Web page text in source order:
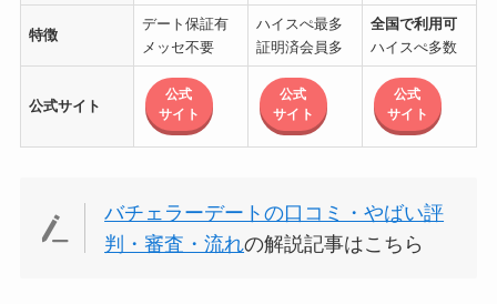
特徴
デート保証有
メッセ不要
ハイスぺ最多
証明済会員多
全国で利用可
ハイスぺ多数
公式サイト
公式
サイト
公式
サイト
公式
サイト
バチェラーデートの口コミ・やばい評
判・審査・流れの解説記事はこちら